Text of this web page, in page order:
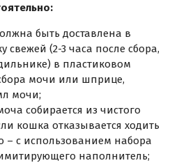
быть доставлена в
свежей (2-3 часа после сбора,
в пластиковом
мочи или шприце,
мочи;
собирается из чистого
кошка отказывается ходить
– с использованием набора
наполнитель;